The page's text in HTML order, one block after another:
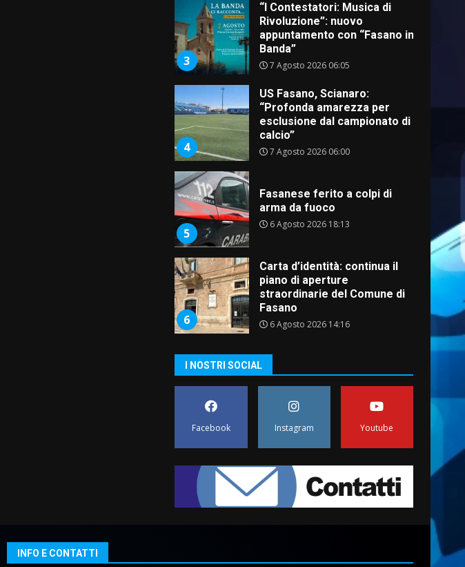
3
“I Contestatori: Musica di
Rivoluzione”: nuovo
appuntamento con “Fasano in
Banda”
7 Agosto 2026 06:05
4
US Fasano, Scianaro:
“Profonda amarezza per
esclusione dal campionato di
calcio”
7 Agosto 2026 06:00
5
Fasanese ferito a colpi di
arma da fuoco
6 Agosto 2026 18:13
6
Carta d’identità: continua il
piano di aperture
straordinarie del Comune di
Fasano
6 Agosto 2026 14:16
Grazia Neglia, coordinatrice
cittadina di Fratelli d’Italia,
6 Agosto 2026 08:00
Savelletri in festa, domani
Uccio De Santis
8 Agosto 2026 07:30
I NOSTRI SOCIAL
Facebook Instagram Youtube
INFO E CONTATTI